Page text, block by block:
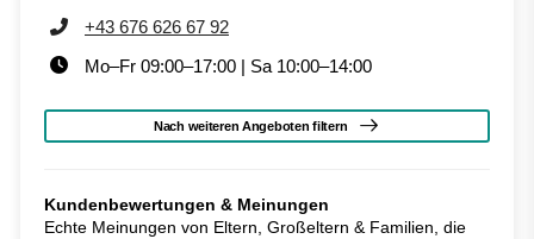
+43 676 626 67 92
Mo–Fr 09:00–17:00 | Sa 10:00–14:00
Nach weiteren Angeboten filtern
Kundenbewertungen & Meinungen
Echte Meinungen von Eltern, Großeltern & Familien, die